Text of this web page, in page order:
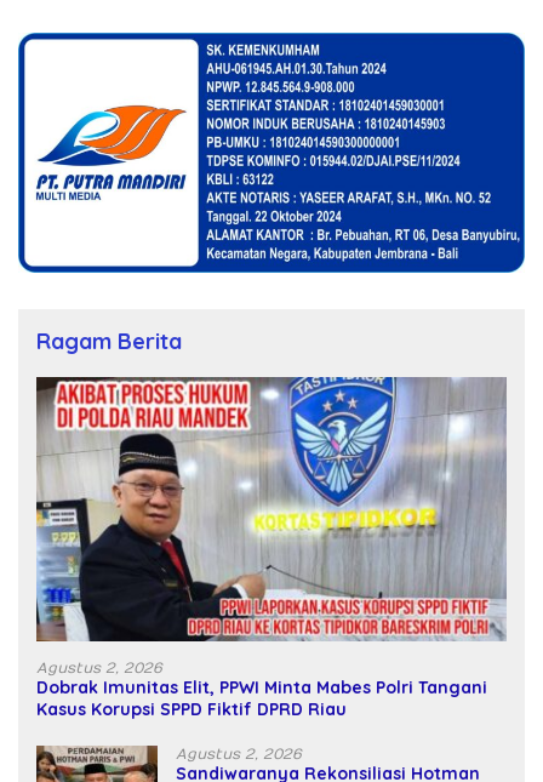
Ragam Berita
Agustus 2, 2026
Dobrak Imunitas Elit, PPWI Minta Mabes Polri Tangani
Kasus Korupsi SPPD Fiktif DPRD Riau
Agustus 2, 2026
Sandiwaranya Rekonsiliasi Hotman